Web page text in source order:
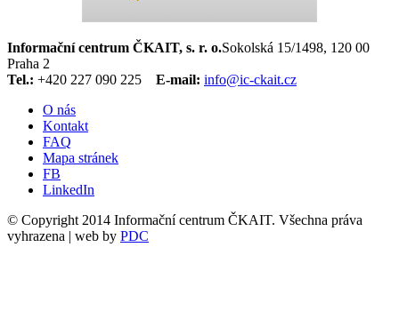
Informační centrum ČKAIT, s. r. o.Sokolská 15/1498, 120 00
Praha 2
Tel.: +420 227 090 225 E-mail: info@ic-ckait.cz
O nás
Kontakt
FAQ
Mapa stránek
FB
LinkedIn
© Copyright 2014 Informační centrum ČKAIT. Všechna práva
vyhrazena | web by PDC